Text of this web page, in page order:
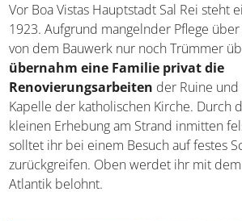
Vor Boa Vistas Hauptstadt Sal Rei steht
1923. Aufgrund mangelnder Pflege
von dem Bauwerk nur noch Trümmer
übernahm eine Familie privat die
Renovierungsarbeiten der Ruine
Kapelle der katholischen Kirche. Durch
kleinen Erhebung am Strand inmitten
solltet ihr bei einem Besuch auf festes
zurückgreifen. Oben werdet ihr mit
Atlantik belohnt.